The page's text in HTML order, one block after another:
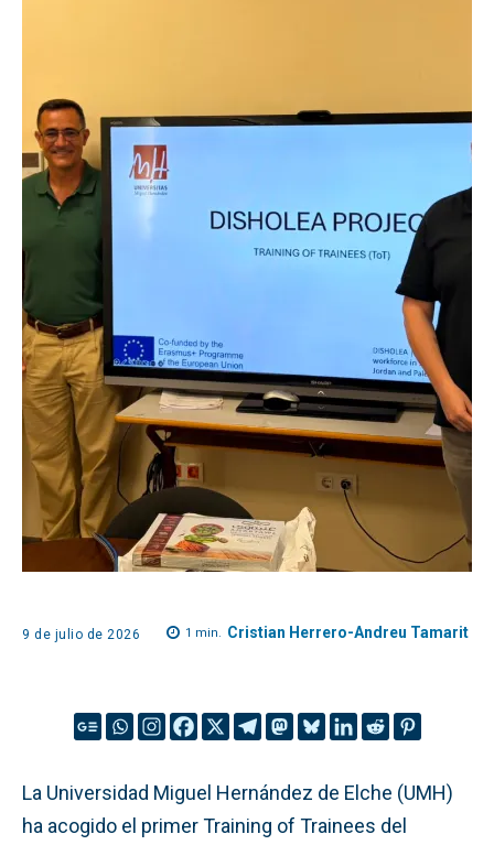
9 de julio de 2026 1 min. Cristian Herrero-Andreu Tamarit
La Universidad Miguel Hernández de Elche (UMH)
ha acogido el primer Training of Trainees del